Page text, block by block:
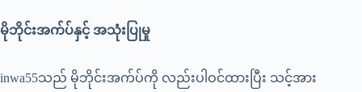
မိုဘိုင်းအက်ပ်နှင့် အသုံးပြုမှု
inwa55သည် မိုဘိုင်းအက်ပ်ကို လည်းပါဝင်ထားပြီး သင့်အား